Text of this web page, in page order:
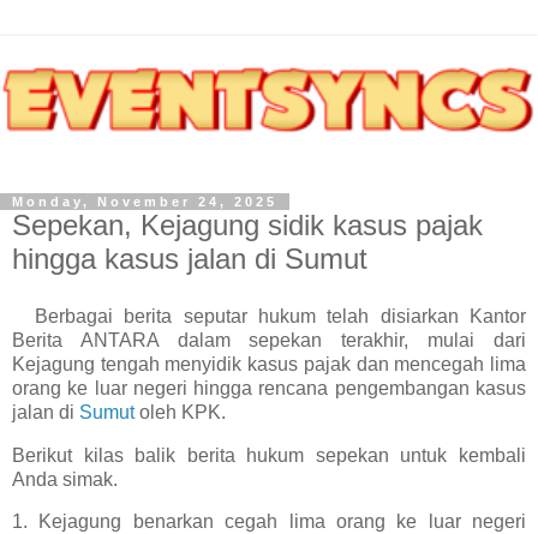
Monday, November 24, 2025
Sepekan, Kejagung sidik kasus pajak
hingga kasus jalan di Sumut
Berbagai berita seputar hukum telah disiarkan Kantor
Berita ANTARA dalam sepekan terakhir, mulai dari
Kejagung tengah menyidik kasus pajak dan mencegah lima
orang ke luar negeri hingga rencana pengembangan kasus
jalan di Sumutoleh KPK.
Berikut kilas balik berita hukum sepekan untuk kembali
Anda simak.
1. Kejagung benarkan cegah lima orang ke luar negeri